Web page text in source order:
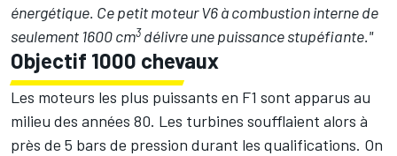
énergétique. Ce petit moteur V6 à combustion interne de
seulement 1600 cm3 délivre une puissance stupéfiante."
Objectif 1000 chevaux
Les moteurs les plus puissants en F1 sont apparus au
milieu des années 80. Les turbines soufflaient alors à
près de 5 bars de pression durant les qualifications. On